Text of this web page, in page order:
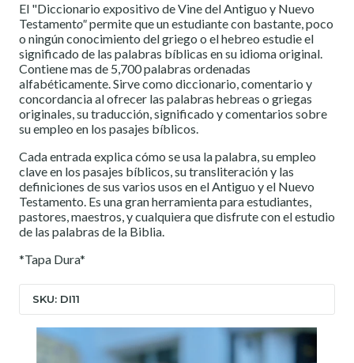
El "Diccionario expositivo de Vine del Antiguo y Nuevo
Testamento"permite que un estudiante con bastante, poco
o ningún conocimiento del griego o el hebreo estudie el
significado de las palabras bíblicas en su idioma original.
Contiene mas de 5,700 palabras ordenadas
alfabéticamente. Sirve como diccionario, comentario y
concordancia al ofrecer las palabras hebreas o griegas
originales, su traducción, significado y comentarios sobre
su empleo en los pasajes bíblicos.
Cada entrada explica cómo se usa la palabra, su empleo
clave en los pasajes bíblicos, su transliteración y las
definiciones de sus varios usos en el Antiguo y el Nuevo
Testamento. Es una gran herramienta para estudiantes,
pastores, maestros, y cualquiera que disfrute con el estudio
de las palabras de la Biblia.
*Tapa Dura*
SKU: DI11